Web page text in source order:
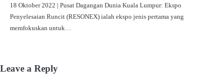
18 Oktober 2022 | Pusat Dagangan Dunia Kuala Lumpur: Ekspo
Penyelesaian Runcit (RESONEX) ialah ekspo jenis pertama yang
memfokuskan untuk…
Leave a Reply